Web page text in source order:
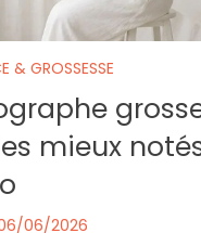
& GROSSESSE
mieux
06/2026